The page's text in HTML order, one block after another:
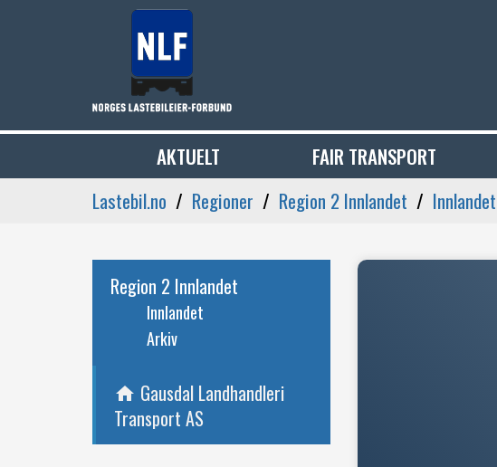
AKTUELT FAIR TRANSPORT
Lastebil.no
Regioner Region 2 Innlandet Innlandet
Region 2 Innlandet
Innlandet
Arkiv
home Gausdal Landhandleri
Transport AS